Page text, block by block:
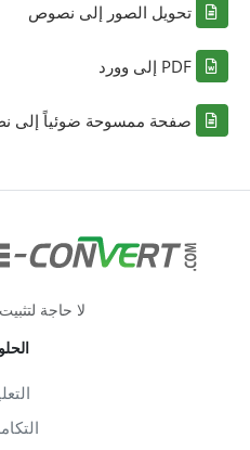
تحويل الصور إلى نصوص
PDF إلى وورد
صفحة ممسوحة ضوئياً إلى
لا حاجة